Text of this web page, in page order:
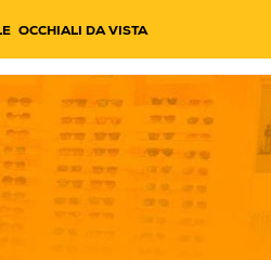
OCCHIALI DA VISTA